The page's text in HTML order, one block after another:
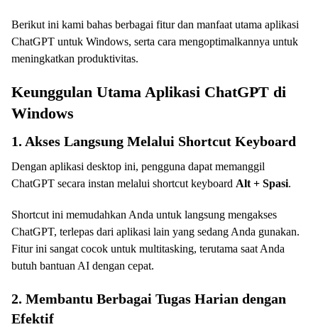
Berikut ini kami bahas berbagai fitur dan manfaat utama aplikasi
ChatGPT untuk Windows, serta cara mengoptimalkannya untuk
meningkatkan produktivitas.
Keunggulan Utama Aplikasi ChatGPT di
Windows
1. Akses Langsung Melalui Shortcut Keyboard
Dengan aplikasi desktop ini, pengguna dapat memanggil
ChatGPT secara instan melalui shortcut keyboard Alt + Spasi.
Shortcut ini memudahkan Anda untuk langsung mengakses
ChatGPT, terlepas dari aplikasi lain yang sedang Anda gunakan.
Fitur ini sangat cocok untuk multitasking, terutama saat Anda
butuh bantuan AI dengan cepat.
2. Membantu Berbagai Tugas Harian dengan
Efektif